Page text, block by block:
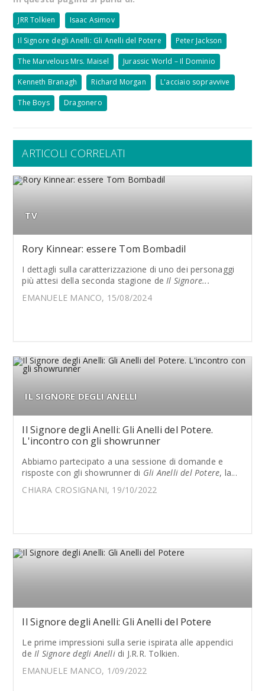
JRR Tolkien Isaac Asimov
Il Signore degli Anelli: Gli Anelli del Potere Peter Jackson
The Marvelous Mrs. Maisel Jurassic World – Il Dominio
Kenneth Branagh Richard Morgan L'acciaio sopravvive
The Boys Dragonero
ARTICOLI CORRELATI
TV
Rory Kinnear: essere Tom Bombadil
I dettagli sulla caratterizzazione di uno dei personaggi
più attesi della seconda stagione deIl Signore...
EMANUELE MANCO, 15/08/2024
IL SIGNORE DEGLI ANELLI
Il Signore degli Anelli: Gli Anelli del Potere.
L'incontro con gli showrunner
Abbiamo partecipato a una sessione di domande e
risposte con gli showrunner di Gli Anelli del Potere, la...
CHIARA CROSIGNANI, 19/10/2022
Il Signore degli Anelli: Gli Anelli del Potere
Le prime impressioni sulla serie ispirata alle appendici
deIl Signore degli Anellidi J.R.R. Tolkien.
EMANUELE MANCO, 1/09/2022